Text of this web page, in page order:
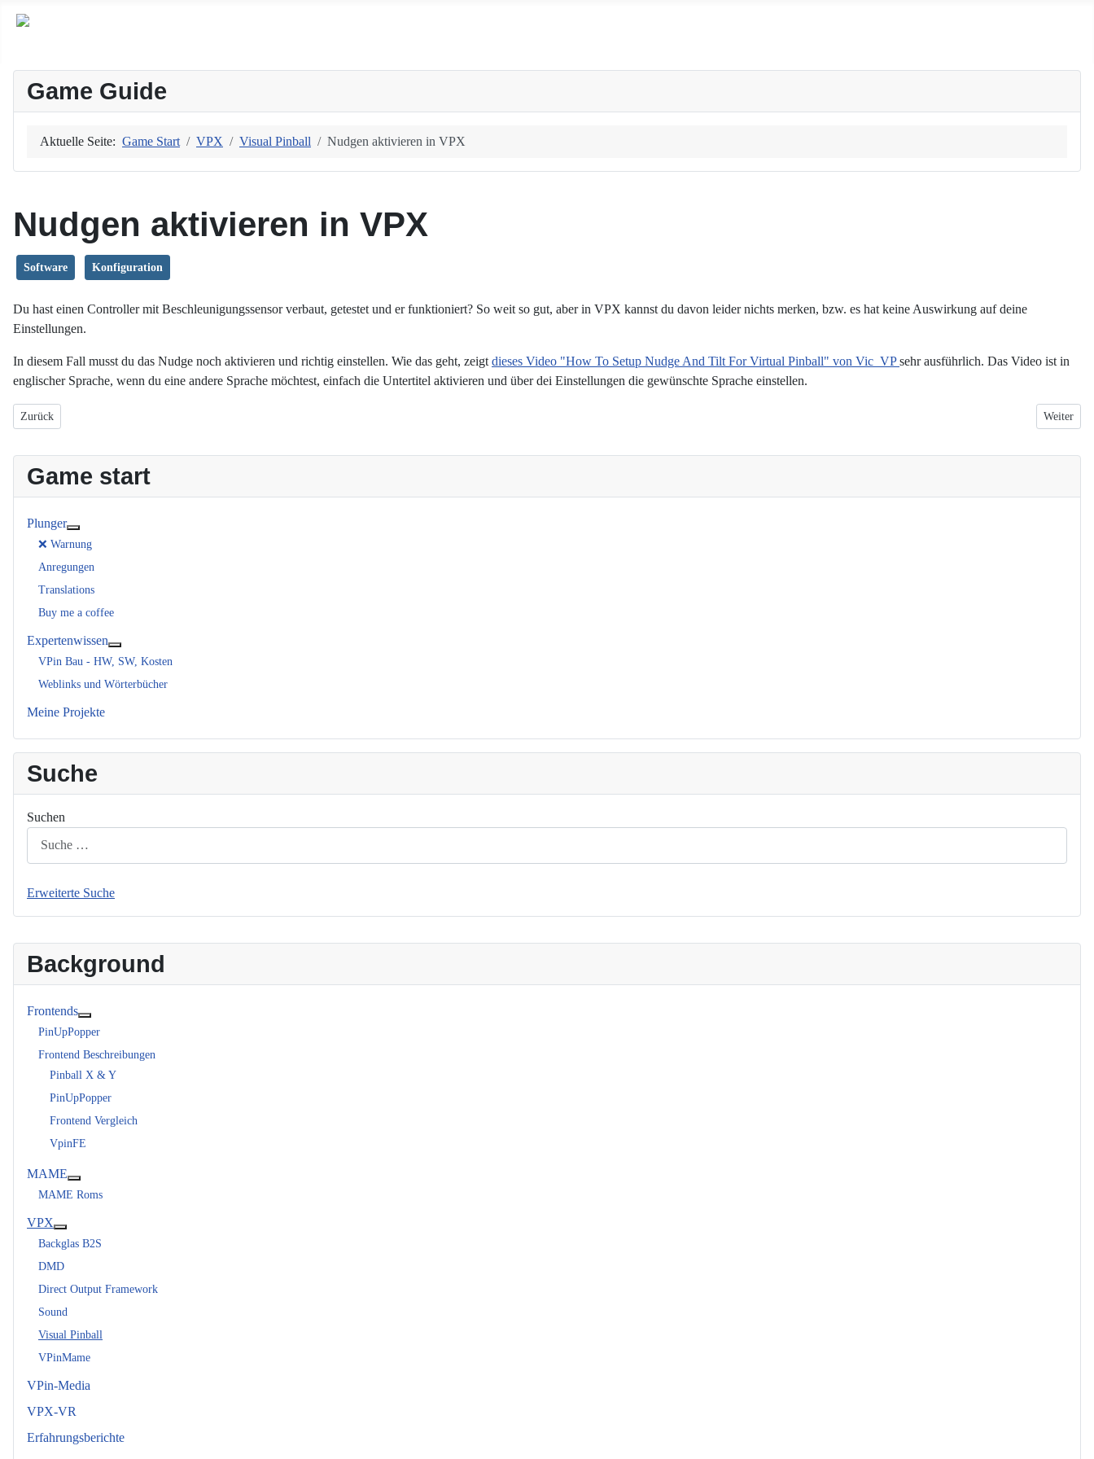
Game Guide
Aktuelle Seite: Game Start VPX Visual Pinball Nudgen aktivieren in VPX
Background
Frontends
PinUpPopper
Frontend Beschreibungen
Pinball X & Y
PinUpPopper
Frontend Vergleich
VpinFE
MAME
MAME Roms
VPX
Backglas B2S
DMD
Direct Output Framework
Sound
Visual Pinball
VPinMame
VPin-Media
VPX-VR
Erfahrungsberichte
Nudgen aktivieren in VPX
Software Konfiguration
Du hast einen Controller mit Beschleunigungssensor verbaut, getestet und er funktioniert? So weit so gut, aber in VPX kannst du davon leider nichts merken, bzw. es hat keine Auswirkung auf deine
Einstellungen.
In diesem Fall musst du das Nudge noch aktivieren und richtig einstellen. Wie das geht, zeigt dieses Video "How To Setup Nudge And Tilt For Virtual Pinball" von Vic_VPsehr ausführlich. Das Video ist in
englischer Sprache, wenn du eine andere Sprache möchtest, einfach die Untertitel aktivieren und über dei Einstellungen die gewünschte Sprache einstellen.
Vorheriger Beitrag: Night Slider Value ändern
Zurück Nächster
Weiter
Game start
Plunger
❌ Warnung
Anregungen
Translations
Buy me a coffee
Expertenwissen
VPin Bau - HW, SW, Kosten
Weblinks und Wörterbücher
Meine Projekte
Suche
Suchen
Erweiterte Suche